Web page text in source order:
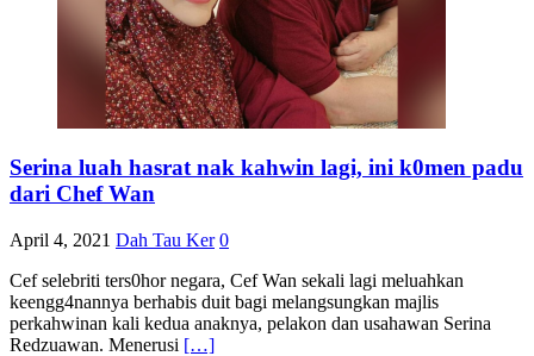
Serina luah hasrat nak kahwin lagi, ini k0men padu
dari Chef Wan
April 4, 2021 Dah Tau Ker 0
Cef selebriti ters0hor negara, Cef Wan sekali lagi meluahkan
keengg4nannya berhabis duit bagi melangsungkan majlis
perkahwinan kali kedua anaknya, pelakon dan usahawan Serina
Redzuawan. Menerusi […]